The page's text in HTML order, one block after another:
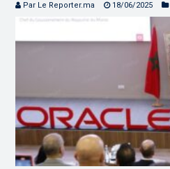
Par Le Reporter.ma 18/06/2025